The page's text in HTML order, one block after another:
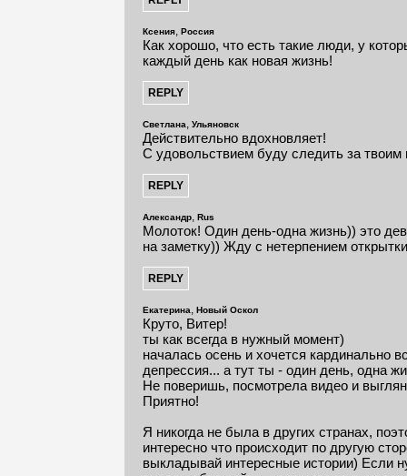
Ксения, Россия
Как хорошо, что есть такие люди, у
каждый день как новая жизнь!
Светлана, Ульяновск
Действительно вдохновляет!
С удовольствием буду следить за твоим
Александр, Rus
Молоток! Один день-одна жизнь)) это
на заметку)) Жду с нетерпением
Екатерина, Новый Оскол
Круто, Витер!
ты как всегда в нужный момент)
началась осень и хочется кардинально
депрессия... а тут ты - один день, одна
Не поверишь, посмотрела видео и
Приятно!
Я никогда не была в других странах,
интересно что происходит по другую
выкладывай интересные истории) Если